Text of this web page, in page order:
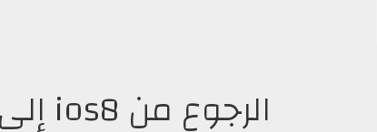
الرجوع من ios8 إلى ios7.1.2